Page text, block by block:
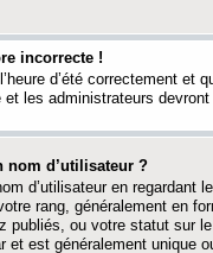
incorrecte !
d’été correctement et
et les administrateurs devront
nom d’utilisateur ?
d’utilisateur en regardant
rang, généralement en
publiés, ou votre statut sur
et est généralement unique